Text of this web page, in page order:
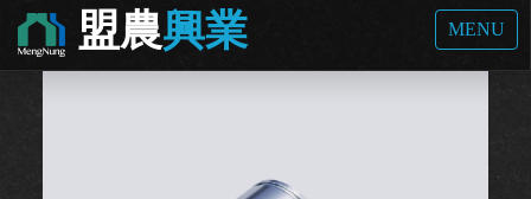
盟農興業 MENU
櫥櫃類 / K045
K045